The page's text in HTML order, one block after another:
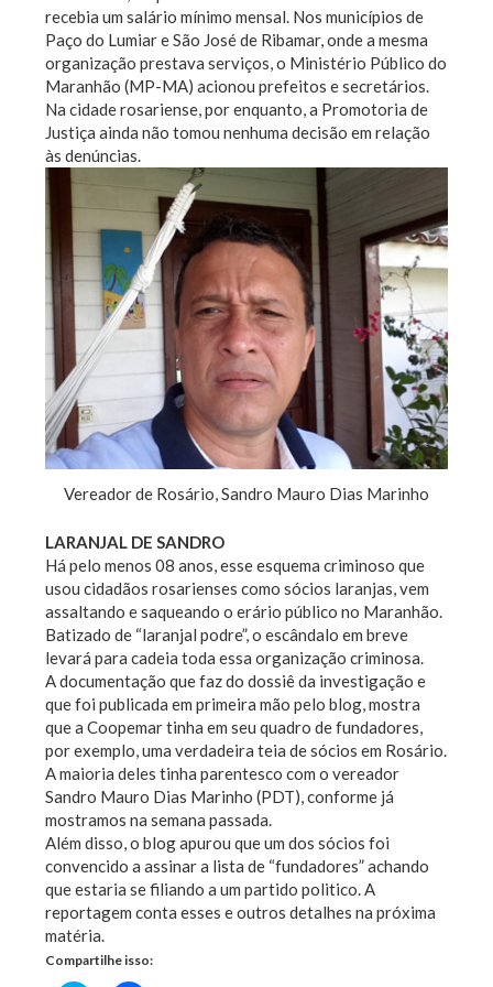
recebia um salário mínimo mensal. Nos municípios de
Paço do Lumiar e São José de Ribamar, onde a mesma
organização prestava serviços, o Ministério Público do
Maranhão (MP-MA) acionou prefeitos e secretários.
Na cidade rosariense, por enquanto, a Promotoria de
Justiça ainda não tomou nenhuma decisão em relação
às denúncias.
Vereador de Rosário, Sandro Mauro Dias Marinho
LARANJAL DE SANDRO
Há pelo menos 08 anos, esse esquema criminoso que
usou cidadãos rosarienses como sócios laranjas, vem
assaltando e saqueando o erário público no Maranhão.
Batizado de “laranjal podre”, o escândalo em breve
levará para cadeia toda essa organização criminosa.
A documentação que faz do dossiê da investigação e
que foi publicada em primeira mão pelo blog, mostra
que a Coopemar tinha em seu quadro de fundadores,
por exemplo, uma verdadeira teia de sócios em Rosário.
A maioria deles tinha parentesco com o vereador
Sandro Mauro Dias Marinho (PDT), conforme já
mostramos na semana passada.
Além disso, o blog apurou que um dos sócios foi
convencido a assinar a lista de “fundadores” achando
que estaria se filiando a um partido politico. A
reportagem conta esses e outros detalhes na próxima
matéria.
Compartilhe isso: